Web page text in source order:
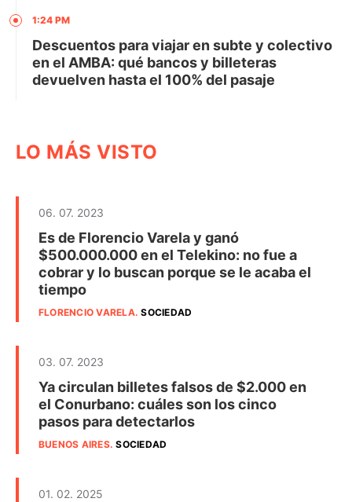
1:24 PM
Descuentos para viajar en subte y colectivo
en el AMBA: qué bancos y billeteras
devuelven hasta el 100% del pasaje
LO MÁS VISTO
06. 07. 2023
Es de Florencio Varela y ganó
$500.000.000 en el Telekino: no fue a
cobrar y lo buscan porque se le acaba el
tiempo
FLORENCIO VARELA.SOCIEDAD
03. 07. 2023
Ya circulan billetes falsos de $2.000 en
el Conurbano: cuáles son los cinco
pasos para detectarlos
BUENOS AIRES.SOCIEDAD
01. 02. 2025